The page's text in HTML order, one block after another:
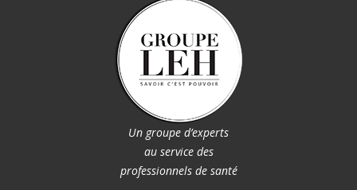
Un groupe d’experts
au service des
professionnels de santé